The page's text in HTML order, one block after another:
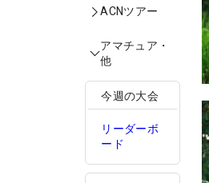
ACNツアー
アマチュア・
他
今週の大会
リーダーボ
ード